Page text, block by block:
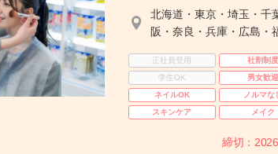
北海道・東京・埼玉・千
阪・奈良・兵庫・広島・
正社員登用 社割制度
学生OK
男女歓迎
ネイルOK
ノルマな
スキンケア
メイク
締切：